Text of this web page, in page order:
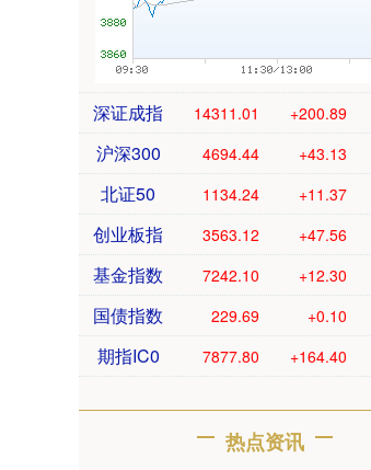
深证成指 14311.01 +200.89
沪深300 4694.44 +43.13
北证50 1134.24 +11.37
创业板指 3563.12 +47.56
基金指数 7242.10 +12.30
国债指数 229.69 +0.10
期指IC0 7877.80 +164.40
热点资讯